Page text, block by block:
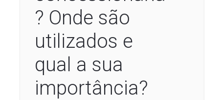
? Onde são
utilizados e
qual a sua
importância?